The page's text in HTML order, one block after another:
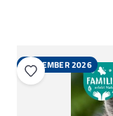
SEPTEMBER 2026